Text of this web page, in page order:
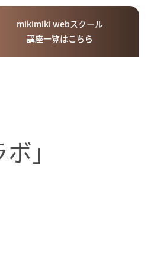
mikimiki webスクール
講座一覧はこちら
」